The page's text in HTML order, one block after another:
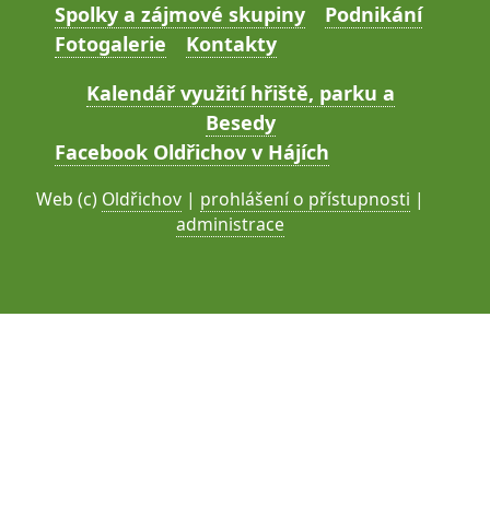
Spolky a zájmové skupiny
Podnikání
Fotogalerie
Kontakty
Kalendář využití hřiště, parku a
Besedy
Facebook Oldřichov v Hájích
Web (c) Oldřichov | prohlášení o přístupnosti |
administrace